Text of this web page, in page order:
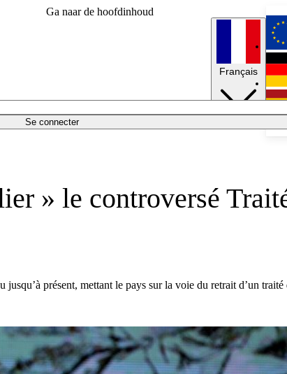
Ga naar de hoofdinhoud
Se connecter
Français
» le controversé
jusqu’à présent, mettant le pays sur la voie du retrait d’un traité